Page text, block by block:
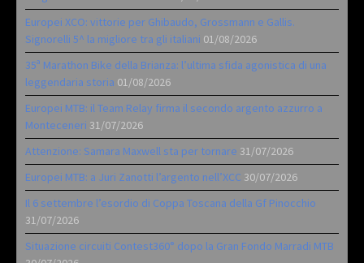
Europei XCO: vittorie per Ghibaudo, Grossmann e Gallis.
Signorelli 5^ la migliore tra gli italiani 01/08/2026
35ª Marathon Bike della Brianza: l’ultima sfida agonistica di una
leggendaria storia 01/08/2026
Europei MTB: il Team Relay firma il secondo argento azzurro a
Monteceneri 31/07/2026
Attenzione: Samara Maxwell sta per tornare 31/07/2026
Europei MTB: a Juri Zanotti l’argento nell’XCC 30/07/2026
Il 6 settembre l’esordio di Coppa Toscana della Gf Pinocchio
31/07/2026
Situazione circuiti Contest360° dopo la Gran Fondo Marradi MTB